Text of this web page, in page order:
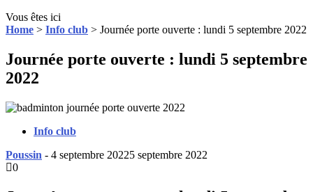
Vous êtes ici
Home > Info club > Journée porte ouverte : lundi 5 septembre 2022
Journée porte ouverte : lundi 5 septembre
2022
Info club
Poussin - 4 septembre 20225 septembre 2022
0